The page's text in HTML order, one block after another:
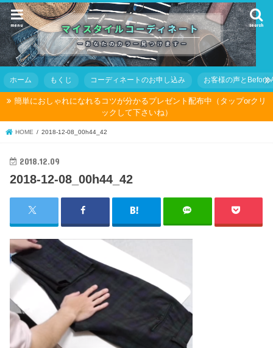
search
menu
ホーム もくじ コーディネートのお申し込み お客様の声とBefore
簡単におしゃれになれるコツが分かるプレゼント配布中（タップorクリ
ックして下さいね）
HOME 2018-12-08_00h44_42
2018.12.09
2018-12-08_00h44_42